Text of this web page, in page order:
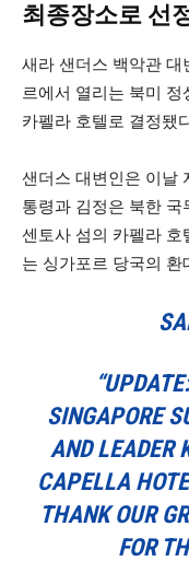
최종장소로 선
새라 샌더스 백악관
르에서 열리는 북미
카펠라 호텔로 결정됐
샌더스 대변인은 이날
통령과 김정은 북한
센토사 섬의 카펠라 호
는 싱가포르 당국의 환
SINGAPORE
AND LEADER
CAPELLA
THANK OUR
FOR